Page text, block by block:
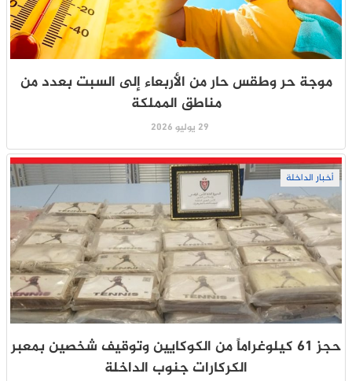
موجة حر وطقس حار من الأربعاء إلى السبت بعدد من
مناطق المملكة
29 يوليو 2026
أخبار الداخلة
حجز 61 كيلوغراماً من الكوكايين وتوقيف شخصين بمعبر
الكركارات جنوب الداخلة